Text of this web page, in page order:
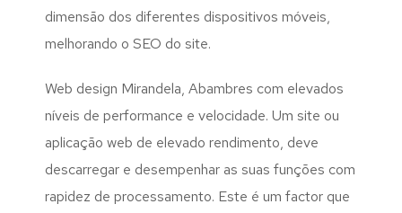
dimensão dos diferentes dispositivos móveis,
melhorando o SEO do site.
Web design Mirandela, Abambres com elevados
níveis de performance e velocidade. Um site ou
aplicação web de elevado rendimento, deve
descarregar e desempenhar as suas funções com
rapidez de processamento. Este é um factor que